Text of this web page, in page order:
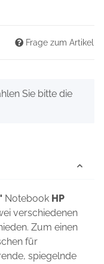
Frage zum Artikel
Sie bitte die
Notebook HP
verschiedenen
Zum einen
für
spiegelnde